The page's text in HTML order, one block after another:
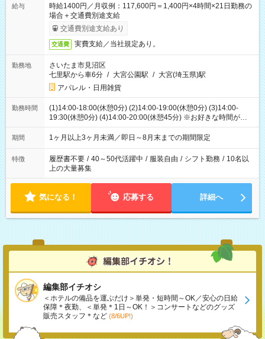
給与
時給1400円／月収例：117,600円＝1,400円×4時間×21日勤務の
場合＋交通費別途支給
交通費別途支給あり
交通費 実費支給／当社規定あり。
勤務地
さいたま市見沼区
七里駅から車6分 / 大宮公園駅 / 大宮(埼玉県)駅
アパレル・日用雑貨
勤務時間
(1)14:00-18:00(休憩0分) (2)14:00-19:00(休憩0分) (3)14:00-
19:30(休憩0分) (4)14:00-20:00(休憩45分) ※お好きな時間が選べ
ます
期間 1ヶ月以上3ヶ月未満／即日～8月末までの期間限定
特徴 履歴書不要 / 40～50代活躍中 / 服装自由 / シフト勤務 / 10名以
上の大量募集
気になる！ 応募する 詳細へ
編集部イチオシ
＜ホテルの備品を運ぶだけ＞単発・短時間～OK／安心の日給
保障＊夜勤、＜単発＊1日～OK！＞コンサートなどのグッズ
販売スタッフ＊など (8/6UP!)